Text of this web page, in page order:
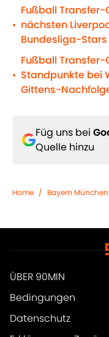
•
Fußball
nächsten
Bundesliga-Stars
•
Fußball Transfer-
Standpunkte bei
Gittens-
Füg uns bei
Quelle hinzu
Home / Bayern München
ÜBER 90MIN
Bedingungen
Datenschutz